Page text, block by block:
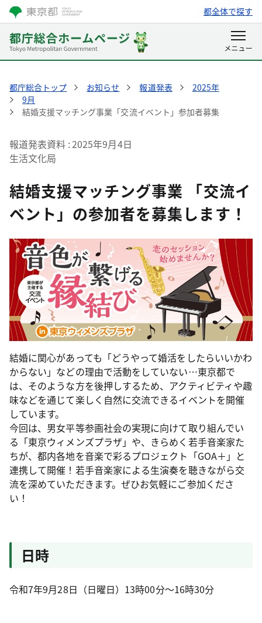
都全体で探す
都庁総合トップ お知らせ 報道発表
2025年
9月
結婚支援マッチング事業「交流イベント」参加者募集
報道発表資料 2025年9月4日
生活文化局
結婚支援マッチング事業 「交流イ
ベント」の参加者を募集します！
結婚に関心があっても「どうやって婚活をしたらいいかわ
からない」などの理由で活動をしていない…東京都で
は、そのような方を後押しするため、アクティビティや趣
味などを通じて楽しく自然に交流できるイベントを開催
しています。
今回は、男女平等参画社会の実現に向けて取り組んでい
る「東京ウィメンズプラザ」や、きらめく若手音楽家た
ちが、都内各地を音楽で彩るプロジェクト「GOA＋」と
連携して開催！若手音楽家による生演奏を聴きながら交
流を深めていただきます。ぜひお気軽にご参加くださ
い！
日時
令和7年9月28日（日曜日）13時00分～16時30分